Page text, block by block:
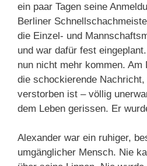
ein paar Tagen seine
Berliner
die Einzel- und
und war dafür fest
nun nicht mehr kommen. Am
die schockierende
verstorben ist – völlig
dem Leben gerissen. Er
Alexander war ein ruhiger,
umgänglicher Mensch. Nie